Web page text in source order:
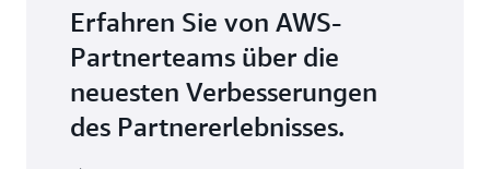
Erfahren Sie von AWS-
Partnerteams über die
neuesten Verbesserungen
des Partnererlebnisses.